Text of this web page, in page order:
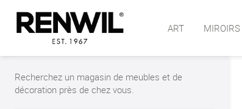
ART MIROIRS
Recherchez un magasin de meubles et de
décoration près de chez vous.